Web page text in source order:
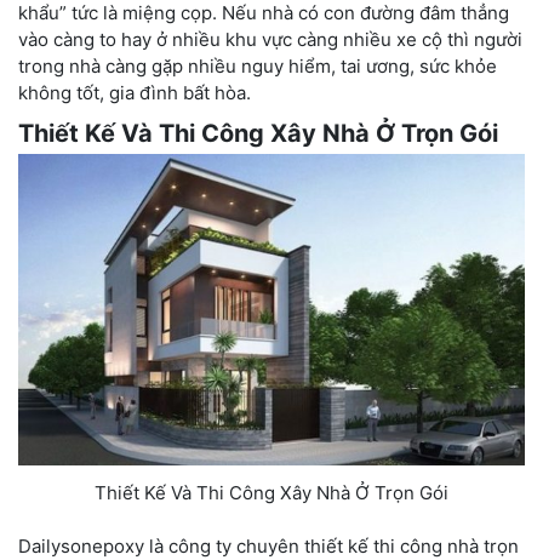
khẩu” tức là miệng cọp. Nếu nhà có con đường đâm thẳng
vào càng to hay ở nhiều khu vực càng nhiều xe cộ thì người
trong nhà càng gặp nhiều nguy hiểm, tai ương, sức khỏe
không tốt, gia đình bất hòa.
Thiết Kế Và Thi Công Xây Nhà Ở Trọn Gói
Thiết Kế Và Thi Công Xây Nhà Ở Trọn Gói
Dailysonepoxy là công ty chuyên thiết kế thi công nhà trọn